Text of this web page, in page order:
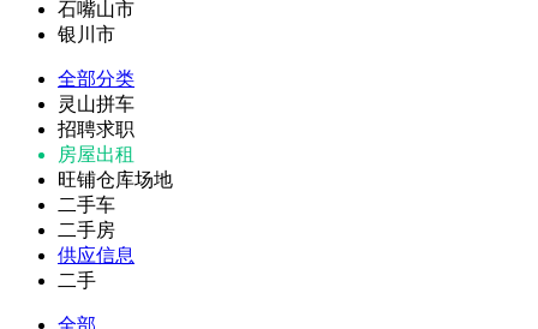
石嘴山市
银川市
全部分类
灵山拼车
招聘求职
房屋出租
旺铺仓库场地
二手车
二手房
供应信息
二手
全部